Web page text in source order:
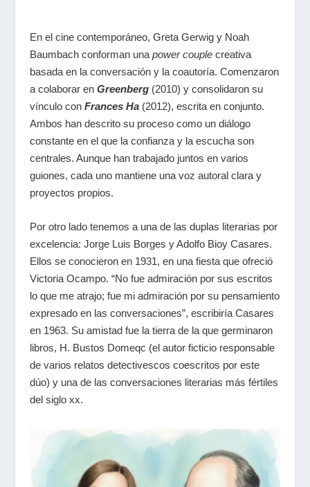
En el cine contemporáneo, Greta Gerwig y Noah
Baumbach conforman una power couplecreativa
basada en la conversación y la coautoría. Comenzaron
a colaborar en Greenberg(2010) y consolidaron su
vínculo con Frances Ha(2012), escrita en conjunto.
Ambos han descrito su proceso como un diálogo
constante en el que la confianza y la escucha son
centrales. Aunque han trabajado juntos en varios
guiones, cada uno mantiene una voz autoral clara y
proyectos propios.
Por otro lado tenemos a una de las duplas literarias por
excelencia: Jorge Luis Borges y Adolfo Bioy Casares.
Ellos se conocieron en 1931, en una fiesta que ofreció
Victoria Ocampo. “No fue admiración por sus escritos
lo que me atrajo; fue mi admiración por su pensamiento
expresado en las conversaciones”, escribiría Casares
en 1963. Su amistad fue la tierra de la que germinaron
libros, H. Bustos Domeqc (el autor ficticio responsable
de varios relatos detectivescos coescritos por este
dúo) y una de las conversaciones literarias más fértiles
del siglo xx.